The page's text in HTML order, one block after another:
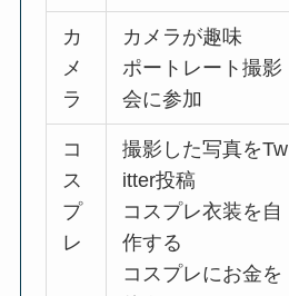
カ
メ
ラ
カメラが趣味
ポートレート撮影
会に参加
コ
ス
プ
レ
撮影した写真をTw
itter投稿
コスプレ衣装を自
作する
コスプレにお金を